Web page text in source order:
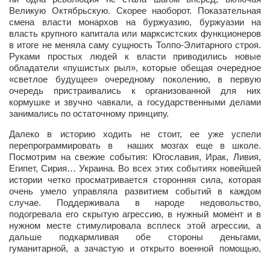
Оксана Скоробагатская
Александра Скорук
Евгений Полюхович
Ольга Чикина
Бизнес-партнёры
Здоровье
Косметологическое отделение КП Сумская
городская клиническая больница №4
Оптика — Медтехника
Тенториум -центр независимых дистрибьюторов
Кафе, клубы, рестораны
«Винегрет» — демократичный ресторан
Великую Октябрьскую. Скорее наоборот. Показательная
смена власти монархов на буржуазию, буржуазии на
власть крупного капитала или марксистских функционеров
в итоге не меняла саму сущность Толпо-Элитарного строя.
Руками простых людей к власти приводились новые
обладатели «пушистых рыл», которые обещая очередное
«светлое будущее» очередному поколению, в первую
очередь пристраивались к организованной для них
кормушке и звучно чавкали, а государственными делами
занимались по остаточному принципу.
Далеко в историю ходить не стоит, ее уже успели
перепрограммировать в наших мозгах еще в школе.
Посмотрим на свежие события: Югославия, Ирак, Ливия,
Египет, Сирия… Украина. Во всех этих событиях новейшей
истории четко просматривается сторонняя сила, которая
очень умело управляла развитием событий в каждом
случае. Поддерживала в народе недовольство,
подогревала его скрытую агрессию, в нужный момент и в
нужном месте стимулировала всплеск этой агрессии, а
дальше подкармливая обе стороны деньгами,
гуманитарной, а зачастую и открыто военной помощью,